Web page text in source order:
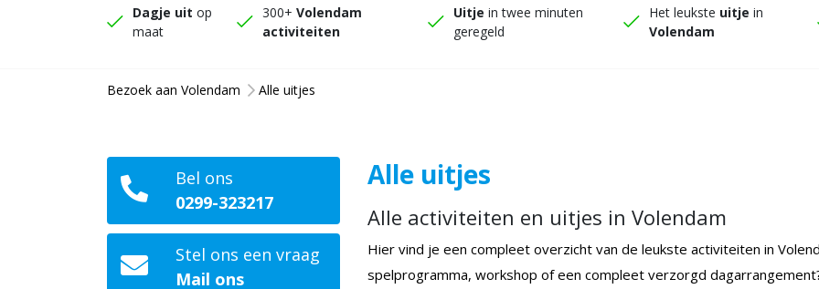
Dagje uit op
maat
300+ Volendam
activiteiten
Uitje in twee minuten
geregeld
Het leukste uitje in
Volendam
Bezoek aan Volendam Alle uitjes
Bel ons
0299-323217
Stel ons een vraag
Mail ons
Alle uitjes
Alle activiteiten en uitjes in Volendam
Hier vind je een compleet overzicht van de leukste activiteiten in
spelprogramma, workshop of een compleet verzorgd